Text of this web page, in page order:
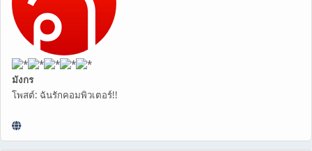
มังกร
โพสต์: ฉันรักคอมพิวเตอร์!!